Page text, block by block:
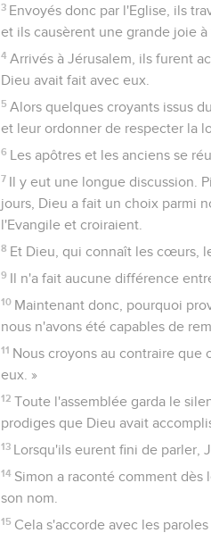
3 Envoyés donc par l'Eglise, ils
et ils causèrent une grande joie
4 Arrivés à Jérusalem, ils furent
Dieu avait fait avec eux.
5 Alors quelques croyants issus
et leur ordonner de respecter la
6 Les apôtres et les anciens se
7
Il y eut une longue discussion.
jours, Dieu a fait un choix parmi
l'Evangile et croiraient.
8 Et Dieu, qui connaît les cœurs,
9 Il n'a fait aucune différence
10 Maintenant donc, pourquoi
nous n'avons été capables de
11 Nous croyons au contraire que
eux. »
12 Toute l'assemblée garda le
prodiges que Dieu avait
13 Lorsqu'ils eurent fini de parler,
14 Simon a raconté comment
son nom.
15 Cela s'accorde avec les